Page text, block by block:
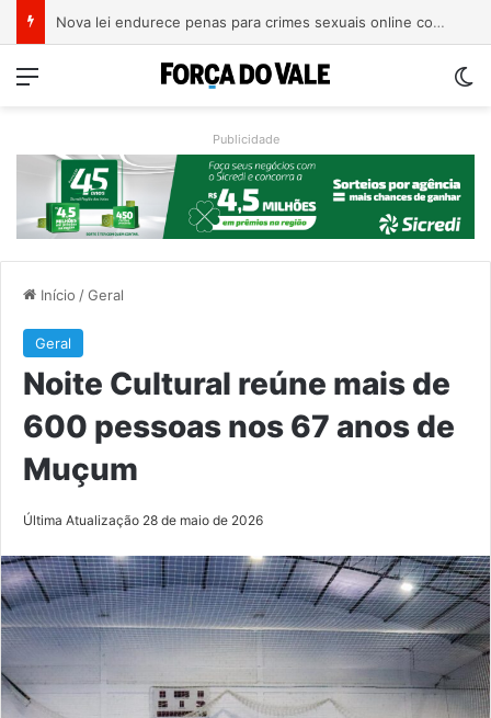
Trump assina novos decretos para restringir cidadania por nascimento nos EUA
Menu
Publicidade
Início /Geral
Geral
Noite Cultural reúne mais de
600 pessoas nos 67 anos de
Muçum
Última Atualização 28 de maio de 2026